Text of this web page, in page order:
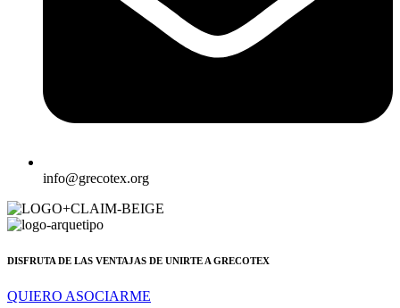
info@grecotex.org
DISFRUTA DE LAS VENTAJAS DE UNIRTE A GRECOTEX
QUIERO ASOCIARME